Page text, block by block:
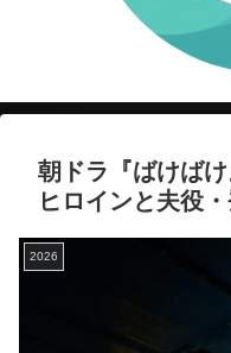
朝ドラ『ばけばけ
ヒロインと夫役
2026